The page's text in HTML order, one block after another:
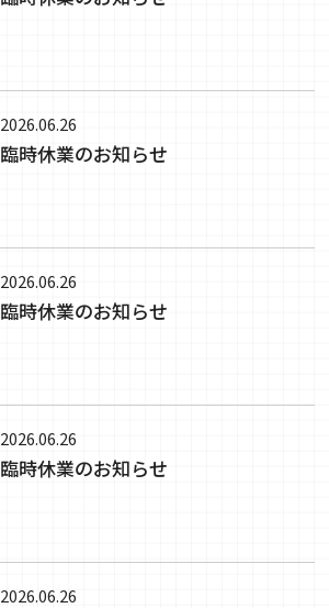
2026.06.26
臨時休業のお知らせ
2026.06.26
臨時休業のお知らせ
2026.06.26
臨時休業のお知らせ
2026.06.26